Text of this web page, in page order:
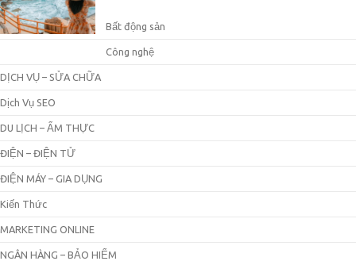
Bất động sản
Công nghệ
DỊCH VỤ – SỬA CHỮA
Dịch Vụ SEO
DU LỊCH – ẨM THỰC
ĐIỆN – ĐIỆN TỬ
ĐIỆN MÁY – GIA DỤNG
Kiến Thức
MARKETING ONLINE
NGÂN HÀNG – BẢO HIỂM